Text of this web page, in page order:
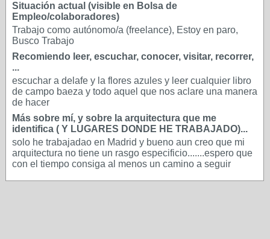
Situación actual (visible en Bolsa de
Empleo/colaboradores)
Trabajo como autónomo/a (freelance), Estoy en paro,
Busco Trabajo
Recomiendo leer, escuchar, conocer, visitar, recorrer,
...
escuchar a delafe y la flores azules y leer cualquier libro
de campo baeza y todo aquel que nos aclare una manera
de hacer
Más sobre mí, y sobre la arquitectura que me
identifica ( Y LUGARES DONDE HE TRABAJADO)...
solo he trabajadao en Madrid y bueno aun creo que mi
arquitectura no tiene un rasgo especificio.......espero que
con el tiempo consiga al menos un camino a seguir